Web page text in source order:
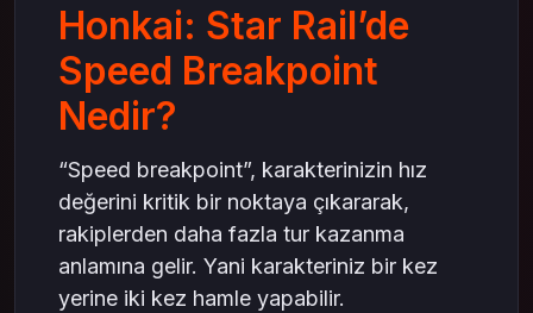
Honkai: Star Rail’de
Speed Breakpoint
Nedir?
“Speed breakpoint”, karakterinizin hız
değerini kritik bir noktaya çıkararak,
rakiplerden daha fazla tur kazanma
anlamına gelir. Yani karakteriniz bir kez
yerine iki kez hamle yapabilir.